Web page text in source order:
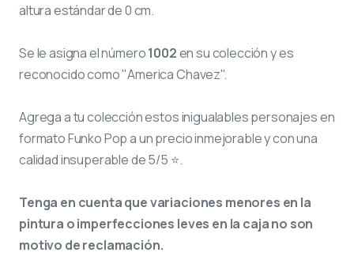
altura estándar de 0 cm.
Se le asigna el número1002en su colección y es
reconocido como "America Chavez".
Agrega a tu colección estos inigualables personajes en
formato Funko Pop a un precio inmejorable y con una
calidad insuperable de 5/5 ⭐.
Tenga en cuenta que variaciones menores en la
pintura o imperfecciones leves en la caja no son
motivo de reclamación.